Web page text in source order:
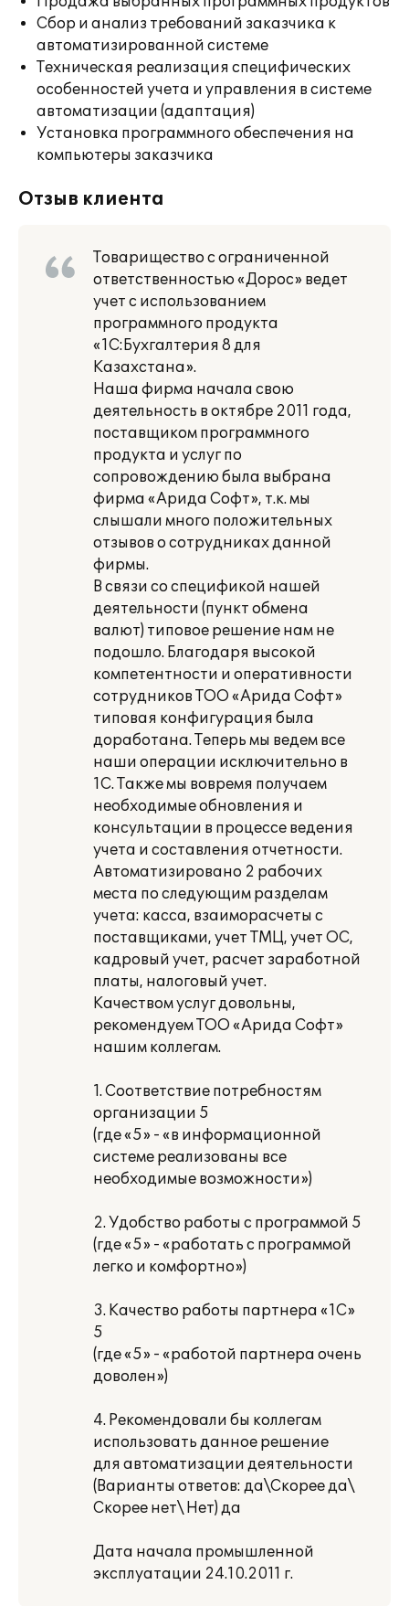
Сбор и анализ требований заказчика к
автоматизированной системе
Техническая реализация специфических
особенностей учета и управления в системе
автоматизации (адаптация)
Установка программного обеспечения на
компьютеры заказчика
Отзыв клиента
Товарищество с ограниченной
ответственностью «Дорос» ведет
учет с использованием
программного продукта
«1С:Бухгалтерия 8 для
Казахстана».
Наша фирма начала свою
деятельность в октябре 2011 года,
поставщиком программного
продукта и услуг по
сопровождению была выбрана
фирма «Арида Софт», т.к. мы
слышали много положительных
отзывов о сотрудниках данной
фирмы.
В связи со спецификой нашей
деятельности (пункт обмена
валют) типовое решение нам не
подошло. Благодаря высокой
компетентности и оперативности
сотрудников ТОО «Арида Софт»
типовая конфигурация была
доработана. Теперь мы ведем все
наши операции исключительно в
1С. Также мы вовремя получаем
необходимые обновления и
консультации в процессе ведения
учета и составления отчетности.
Автоматизировано 2 рабочих
места по следующим разделам
учета: касса, взаиморасчеты с
поставщиками, учет ТМЦ, учет ОС,
кадровый учет, расчет заработной
платы, налоговый учет.
Качеством услуг довольны,
рекомендуем ТОО «Арида Софт»
нашим коллегам.
1. Соответствие потребностям
организации 5
(где «5» - «в информационной
системе реализованы все
необходимые возможности»)
2. Удобство работы с программой 5
(где «5» - «работать с программой
легко и комфортно»)
3. Качество работы партнера «1С»
5
(где «5» - «работой партнера очень
доволен»)
4. Рекомендовали бы коллегам
использовать данное решение
для автоматизации деятельности
(Варианты ответов: да\Скорее да\
Скорее нет\ Нет) да
Дата начала промышленной
эксплуатации 24.10.2011 г.